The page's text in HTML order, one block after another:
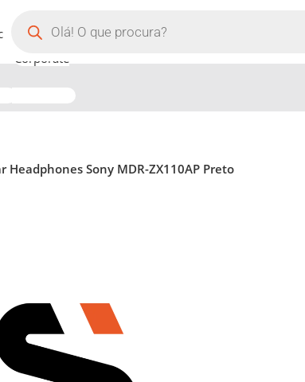
Corporate
Headphones Sony MDR-ZX110AP Preto